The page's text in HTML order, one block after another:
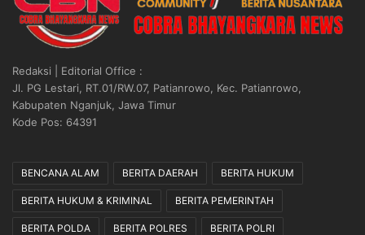
Redaksi | Editorial Office :
Jl. PG Lestari, RT.01/RW.07, Patianrowo, Kec. Patianrowo,
Kabupaten Nganjuk, Jawa Timur
Kode Pos: 64391
BENCANA ALAM BERITA DAERAH BERITA HUKUM
BERITA HUKUM & KRIMINAL BERITA PEMERINTAH
BERITA POLDA BERITA POLRES BERITA POLRI